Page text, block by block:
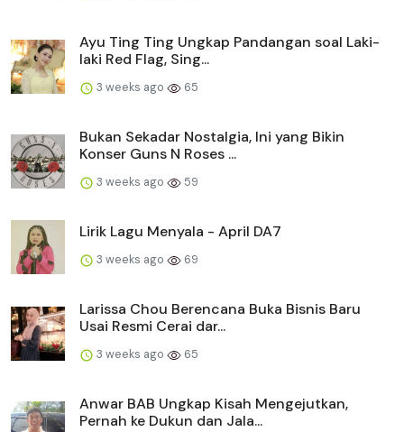
Ayu Ting Ting Ungkap Pandangan soal Laki-
laki Red Flag, Sing...
3 weeks ago 65
Bukan Sekadar Nostalgia, Ini yang Bikin
Konser Guns N Roses ...
3 weeks ago 59
Lirik Lagu Menyala - April DA7
3 weeks ago 69
Larissa Chou Berencana Buka Bisnis Baru
Usai Resmi Cerai dar...
3 weeks ago 65
Anwar BAB Ungkap Kisah Mengejutkan,
Pernah ke Dukun dan Jala...